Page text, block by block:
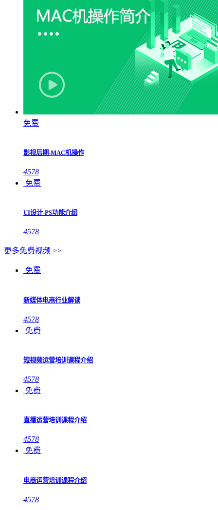
免费
影视后期-MAC机操作
4578
免费
UI设计-PS功能介绍
4578
更多免费视频 >>
免费
新媒体电商行业解读
4578
免费
短视频运营培训课程介绍
4578
免费
直播运营培训课程介绍
4578
免费
电商运营培训课程介绍
4578